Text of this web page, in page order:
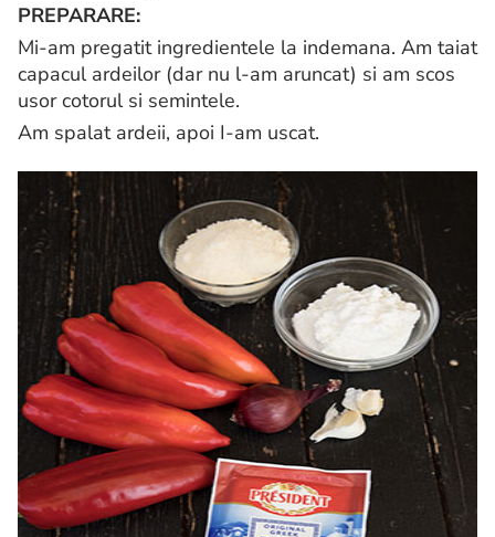
PREPARARE:
Mi-am pregatit ingredientele la indemana. Am taiat
capacul ardeilor (dar nu l-am aruncat) si am scos
usor cotorul si semintele.
Am spalat ardeii, apoi I-am uscat.